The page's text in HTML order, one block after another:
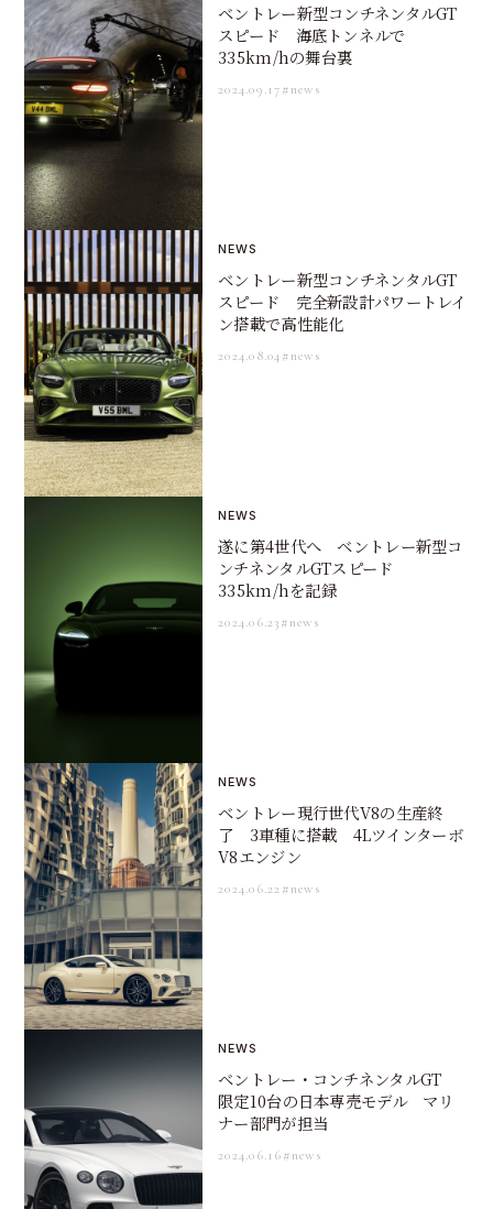
ベントレー新型コンチネンタルGT
スピード 海底トンネルで
335km/hの舞台裏
2024.09.17#news
NEWS
ベントレー新型コンチネンタルGT
スピード 完全新設計パワートレイ
ン搭載で高性能化
2024.08.04#news
NEWS
遂に第4世代へ ベントレー新型コ
ンチネンタルGTスピード
335km/hを記録
2024.06.23#news
NEWS
ベントレー現行世代V8の生産終
了 3車種に搭載 4Lツインターボ
V8エンジン
2024.06.22#news
NEWS
ベントレー・コンチネンタルGT
限定10台の日本専売モデル マリ
ナー部門が担当
2024.06.16#news